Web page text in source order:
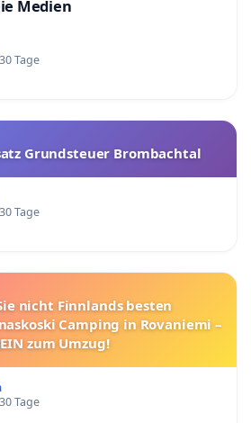
Medien
Tage
Grundsteuer Brombachtal
Tage
nicht Finnlands besten
Camping in Rovaniemi –
zum Umzug!
Tage